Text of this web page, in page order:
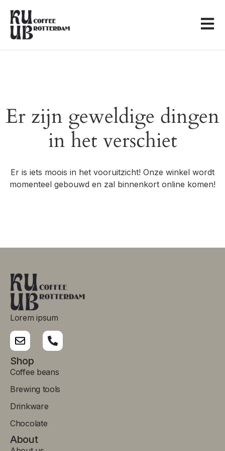
Er zijn geweldige dingen
in het verschiet
Er is iets moois in het vooruitzicht! Onze winkel wordt
momenteel gebouwd en zal binnenkort online komen!
Lorem ipsum
Shop
Coffee beans
Brewing tools
Drinkware
Chocolate
About